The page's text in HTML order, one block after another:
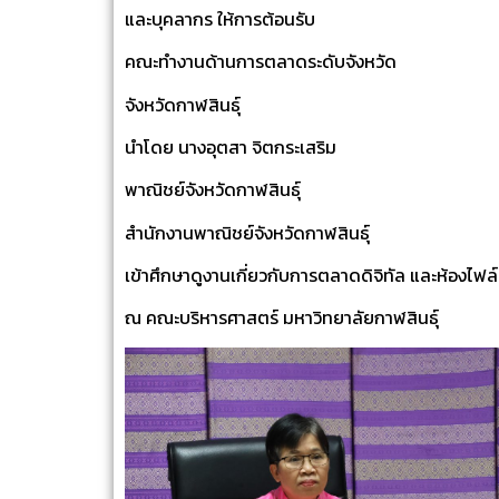
และบุคลากร ให้การต้อนรับ
คณะทำงานด้านการตลาดระดับจังหวัด
จังหวัดกาฬสินธุ์
นำโดย นางอุตสา จิตกระเสริม
พาณิชย์จังหวัดกาฬสินธุ์
สำนักงานพาณิชย์จังหวัดกาฬสินธุ์
เข้าศึกษาดูงานเกี่ยวกับการตลาดดิจิทัล และห้องไฟ
ณ คณะบริหารศาสตร์ มหาวิทยาลัยกาฬสินธุ์